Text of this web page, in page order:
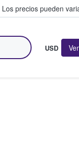
Los precios pueden
USD